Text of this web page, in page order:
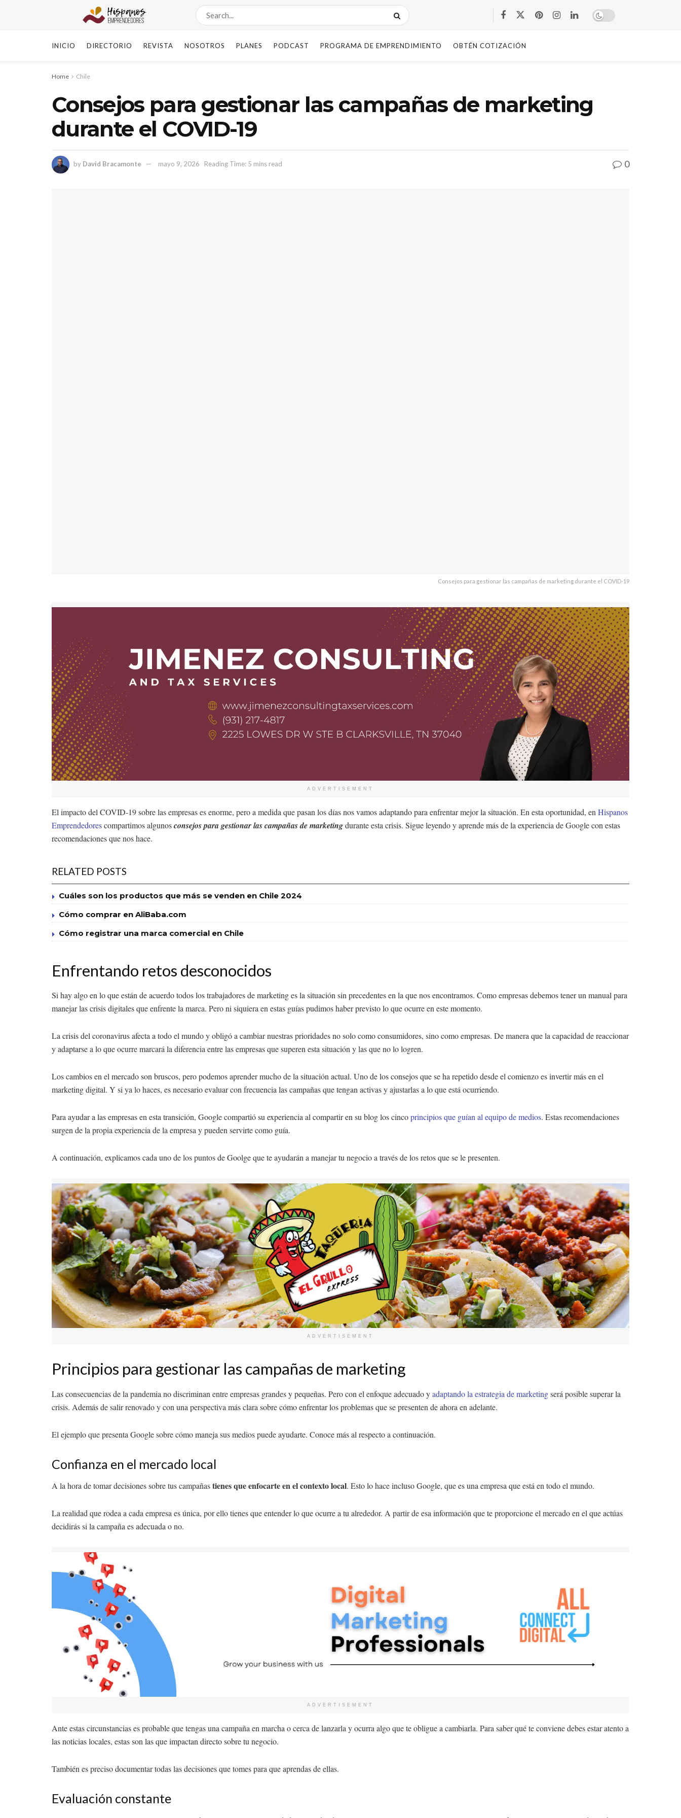
INICIO DIRECTORIO REVISTA NOSOTROS PLANES PODCAST PROGRAMA DE EMPRENDIMIENTO OBTÉN COTIZACIÓN
Home Chile
Consejos para gestionar las campañas de marketing
durante el COVID-19
by David Bracamonte mayo 9, 2026 Reading Time: 5 mins read 0
Consejos para gestionar las campañas de marketing durante el COVID-19
ADVERTISEMENT
El impacto del COVID-19 sobre las empresas es enorme, pero a medida que pasan los días nos vamos adaptando para enfrentar mejor la situación. En esta oportunidad, en Hispanos
Emprendedorescompartimos algunosconsejos para gestionar las campañas de marketingdurante esta crisis. Sigue leyendo y aprende más de la experiencia de Google con estas
recomendaciones que nos hace.
RELATED POSTS
Cuáles son los productos que más se venden en Chile 2024
Cómo comprar en AliBaba.com
Cómo registrar una marca comercial en Chile
Enfrentando retos desconocidos
Si hay algo en lo que están de acuerdo todos los trabajadores de marketing es la situación sin precedentes en la que nos encontramos. Como empresas debemos tener un manual para
manejar las crisis digitales que enfrente la marca. Pero ni siquiera en estas guías pudimos haber previsto lo que ocurre en este momento.
La crisis del coronavirus afecta a todo el mundo y obligó a cambiar nuestras prioridades no solo como consumidores, sino como empresas. De manera que la capacidad de reaccionar
y adaptarse a lo que ocurre marcará la diferencia entre las empresas que superen esta situación y las que no lo logren.
Los cambios en el mercado son bruscos, pero podemos aprender mucho de la situación actual. Uno de los consejos que se ha repetido desde el comienzo es invertir más en el
marketing digital. Y si ya lo haces, es necesario evaluar con frecuencia las campañas que tengan activas y ajustarlas a lo que está ocurriendo.
Para ayudar a las empresas en esta transición, Google compartió su experiencia al compartir en su blog los cincoprincipios que guían al equipo de medios. Estas recomendaciones
surgen de la propia experiencia de la empresa y pueden servirte como guía.
A continuación, explicamos cada uno de los puntos de Goolge que te ayudarán a manejar tu negocio a través de los retos que se le presenten.
ADVERTISEMENT
Principios para gestionar las campañas de marketing
Las consecuencias de la pandemia no discriminan entre empresas grandes y pequeñas. Pero con el enfoque adecuado yadaptando la estrategia de marketingserá posible superar la
crisis. Además de salir renovado y con una perspectiva más clara sobre cómo enfrentar los problemas que se presenten de ahora en adelante.
El ejemplo que presenta Google sobre cómo maneja sus medios puede ayudarte. Conoce más al respecto a continuación.
Confianza en el mercado local
A la hora de tomar decisiones sobre tus campañastienes que enfocarte en el contexto local. Esto lo hace incluso Google, que es una empresa que está en todo el mundo.
La realidad que rodea a cada empresa es única, por ello tienes que entender lo que ocurre a tu alrededor. A partir de esa información que te proporcione el mercado en el que actúas
decidirás si la campaña es adecuada o no.
ADVERTISEMENT
Ante estas circunstancias es probable que tengas una campaña en marcha o cerca de lanzarla y ocurra algo que te obligue a cambiarla. Para saber qué te conviene debes estar atento a
las noticias locales, estas son las que impactan directo sobre tu negocio.
También es preciso documentar todas las decisiones que tomes para que aprendas de ellas.
Evaluación constante